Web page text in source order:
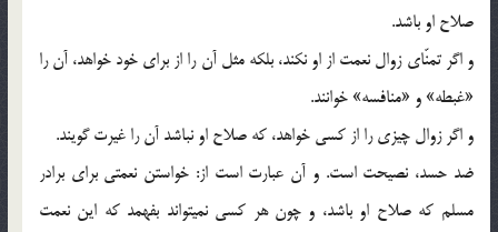
صلاح او باشد.
و اگر تمنّاي زوال نعمت از او نكند، بلكه مثل آن را از براي خود خواهد، آن را
«غبطه» و «منافسه» خوانند.
و اگر زوال چيزي را از كسي خواهد، كه صلاح او نباشد آن را غيرت گويند.
ضد حسد، نصيحت است. و آن عبارت است از: خواستن نعمتي براي برادر
مسلم كه صلاح او باشد، و چون هر كسي نمي‏تواند بفهمد كه اين نعمت